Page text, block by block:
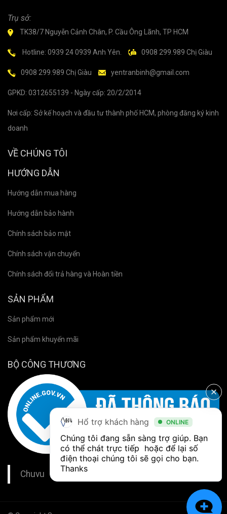
Trụ sở:
TK38/7 Nguyễn Cảnh Chân, P. Cầu Ông Lãnh, TP HCM
Hotline: 0939 24 0939 Anh Yên. 0908 299.989 Chị Giàu
0908 299.989 Chị Giàu yentranbinh@gmail.com
GPKD: 0312655139 - Ngày cấp: 20/2/2014
Nơi cấp: Sở kế hoạch và đầu tư thành phố HCM, phòng đăng ký kinh
doanh
VỀ CHÚNG TÔI
HƯỚNG DẪN
Hướng dẫn mua hàng
Hướng dẫn bảo hành
Chính sách bảo mật
Chính sách vận chuyển
Chính sách đổi trả hàng và Hoàn tiền
SẢN PHẨM
Sản phẩm mới
Sản phẩm khuyến mãi
BỘ CÔNG THƯƠNG
Chuvu
Hổ trợ khách hàng ONLINE
Chúng tôi đang sẵn sàng trợ giúp. Bạn
có thể chát trực tiếp  hoặc để lại số
điện thoại chúng tôi sẽ gọi cho bạn.
Thanks